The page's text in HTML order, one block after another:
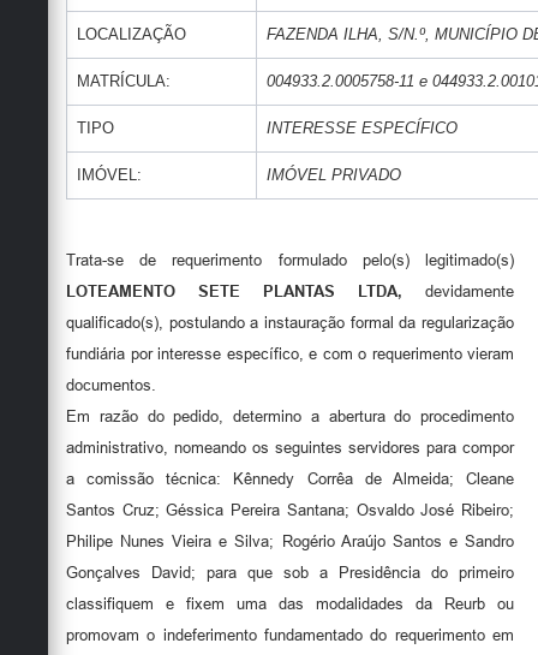
Links
Telefones Úteis
Contato
Sala M. do Empreendedor
LOCALIZAÇÃO FAZENDA ILHA, S/N.º, MUNICÍPIO
MATRÍCULA: 004933.2.0005758-11 e
TIPO INTERESSE ESPECÍFICO
IMÓVEL: IMÓVEL PRIVADO
Trata-se de requerimento formulado pelo(s) legitimado(s)
LOTEAMENTO SETE PLANTAS LTDA, devidamente
qualificado(s), postulando a instauração formal da regularização
fundiária por interesse específico, e com o requerimento vieram
documentos.
Em razão do pedido, determino a abertura do procedimento
administrativo, nomeando os seguintes servidores para compor
a comissão técnica: Kênnedy Corrêa de Almeida; Cleane
Santos Cruz; Géssica Pereira Santana; Osvaldo José Ribeiro;
Philipe Nunes Vieira e Silva; Rogério Araújo Santos e Sandro
Gonçalves David; para que sob a Presidência do primeiro
classifiquem e fixem uma das modalidades da Reurb ou
promovam o indeferimento fundamentado do requerimento em